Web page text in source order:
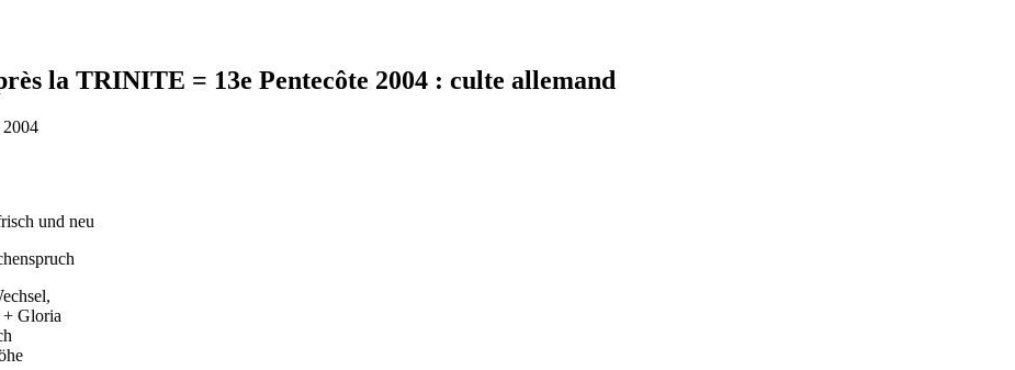
la TRINITE = 13e Pentecôte 2004 : culte allemand
2004
und neu